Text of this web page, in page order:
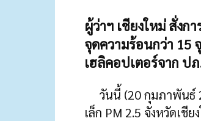
ผู้ว่าฯ เชียงใหม่ สั่ง
จุดความร้อนกว่า 15
เฮลิคอปเตอร์จาก ป
วันนี้ (20 กุมภาพันธ์
เล็ก PM 2.5 จังหวัดเชี